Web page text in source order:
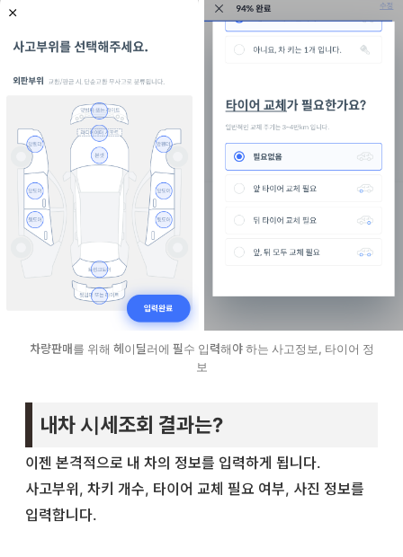
차량판매를 위해 헤이딜러에 필수 입력해야 하는 사고정보, 타이어 정
보
내차 시세조회 결과는?
이젠 본격적으로 내 차의 정보를 입력하게 됩니다.
사고부위, 차키 개수, 타이어 교체 필요 여부, 사진 정보를
입력합니다.